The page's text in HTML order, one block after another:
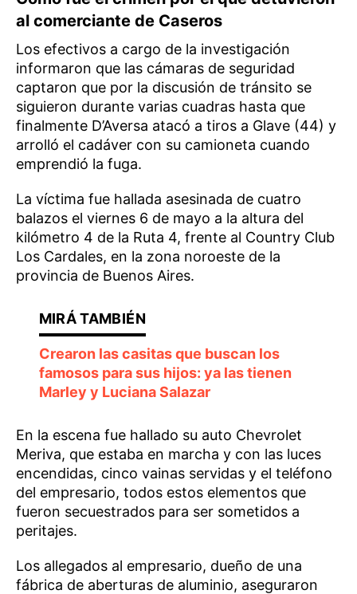
al comerciante de Caseros
Los efectivos a cargo de la investigación
informaron que las cámaras de seguridad
captaron que por la discusión de tránsito se
siguieron durante varias cuadras hasta que
finalmente D’Aversa atacó a tiros a Glave (44) y
arrolló el cadáver con su camioneta cuando
emprendió la fuga.
La víctima fue hallada asesinada de cuatro
balazos el viernes 6 de mayo a la altura del
kilómetro 4 de la Ruta 4, frente al Country Club
Los Cardales, en la zona noroeste de la
provincia de Buenos Aires.
Crearon las casitas que buscan los
famosos para sus hijos: ya las tienen
Marley y Luciana Salazar
En la escena fue hallado su auto Chevrolet
Meriva, que estaba en marcha y con las luces
encendidas, cinco vainas servidas y el teléfono
del empresario, todos estos elementos que
fueron secuestrados para ser sometidos a
peritajes.
Los allegados al empresario, dueño de una
fábrica de aberturas de aluminio, aseguraron